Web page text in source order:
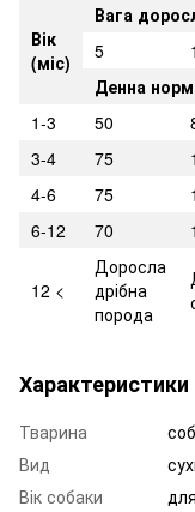
Вік
(міс)
Вага
5
Денна
1-3
50
3-4
75
4-6 75
6-12
70
12 <
Доросла
дрібна
порода
Характеристики
Тварина
Вид
Вік собаки